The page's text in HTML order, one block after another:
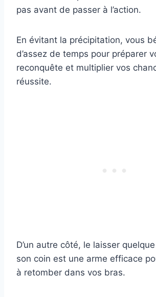
pas avant de passer à l’action.
En évitant la précipitation, vous
d’assez de temps pour préparer
reconquête et multiplier vos
réussite.
D’un autre côté, le laisser
son coin est une arme efficace
à retomber dans vos bras.